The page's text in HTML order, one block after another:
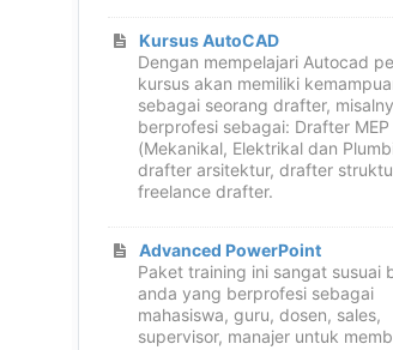
Kursus AutoCAD
Dengan mempelajari Autocad
kursus akan memiliki
sebagai seorang drafter,
berprofesi sebagai: Drafter MEP
(Mekanikal, Elektrikal dan
drafter arsitektur, drafter
freelance drafter.
Advanced PowerPoint
Paket training ini sangat susuai
anda yang berprofesi sebagai
mahasiswa, guru, dosen, sales,
supervisor, manajer untuk